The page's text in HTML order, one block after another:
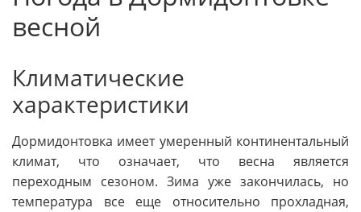
весной
Климатические
характеристики
Дормидонтовка имеет умеренный континентальный
климат, что означает, что весна является
переходным сезоном. Зима уже закончилась, но
температура все еще относительно прохладная,